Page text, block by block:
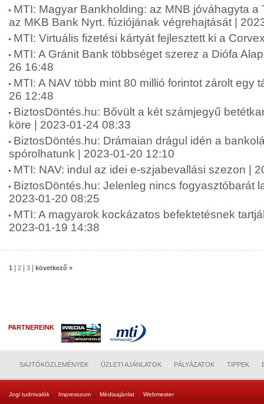
MTI: Magyar Bankholding: az MNB jóváhagyta a
az MKB Bank Nyrt. fúziójának végrehajtását |
MTI: Virtuális fizetési kártyát fejlesztett ki a
MTI: A Gránit Bank többséget szerez a Diófa
26 16:48
MTI: A NAV több mint 80 millió forintot zárolt egy
26 12:48
BiztosDöntés.hu: Bővült a két számjegyű
köre | 2023-01-24 08:33
BiztosDöntés.hu: Drámaian drágul idén a
spórolhatunk | 2023-01-20 12:10
MTI: NAV: indul az idei e-szjabevallási szezon |
BiztosDöntés.hu: Jelenleg nincs fogyasztóbarát
2023-01-20 08:25
MTI: A magyarok kockázatos befektetésnek
2023-01-19 14:38
1 2 3 következő »
PARTNEREINK
SAJTÓKÖZLEMÉNYEK ÜZLETI AJÁNLATOK PÁLYÁZATOK TIPPEK
Jogi tudnivalók Impresszum Médiaajánlat Webmester